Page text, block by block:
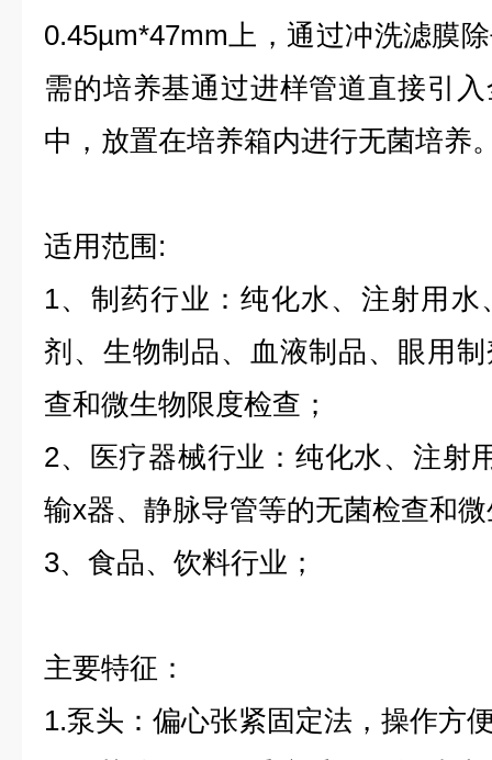
0.45µm*47mm上，通过冲洗滤膜
需的培养基通过进样管道直接引
中，放置在培养箱内进行无菌培养
适用范围:
1、制药行业：纯化水、注射用
剂、生物制品、血液制品、眼用
查和微生物限度检查；
2、医疗器械行业：纯化水、注射
输x器、静脉导管等的无菌检查和
3、食品、饮料行业；
主要特征：
1.泵头：偏心张紧固定法，操作方